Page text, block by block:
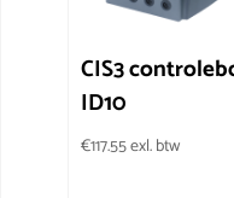
CIS3
ID10
€117.55exl. btw